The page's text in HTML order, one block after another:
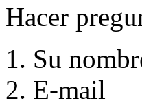
Hacer
Su
E-mail